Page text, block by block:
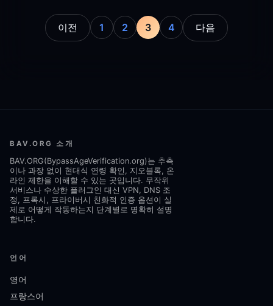
이전 1 2 3 4 다음
BAV.ORG 소개
BAV.ORG(BypassAgeVerification.org)는 추측
이나 과장 없이 현대식 연령 확인, 지오블록, 온
라인 제한을 이해할 수 있는 곳입니다. 무작위
서비스나 수상한 플러그인 대신 VPN, DNS 조
정, 프록시, 프라이버시 친화적 인증 옵션이 실
제로 어떻게 작동하는지 단계별로 명확히 설명
합니다.
언어
영어
프랑스어